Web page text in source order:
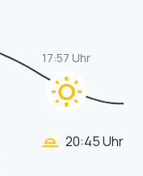
wb_sunny
17:57 Uhr
wb_twilight_2 20:45 Uhr